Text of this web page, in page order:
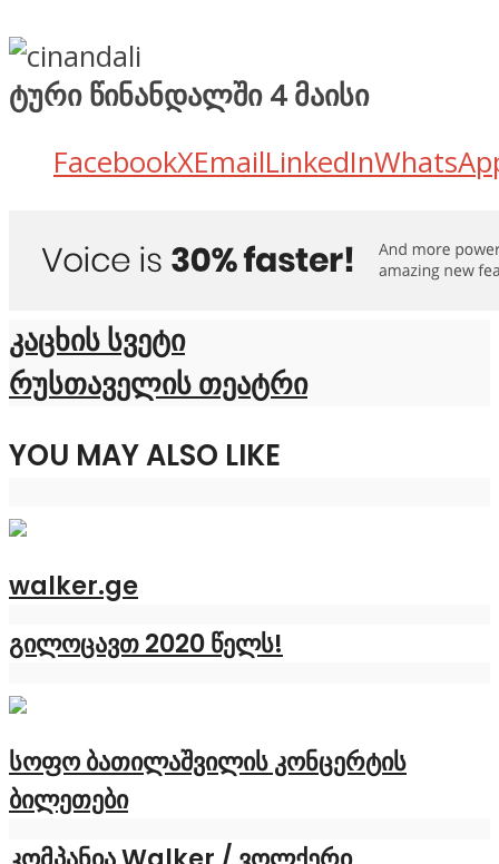
ტური წინანდალში 4 მაისი
FacebookXEmailLinkedIn
კაცხის სვეტი
რუსთაველის თეატრი
YOU MAY ALSO LIKE
walker.ge
გილოცავთ 2020 წელს!
სოფო ბათილაშვილის კონცერტის
ბილეთები